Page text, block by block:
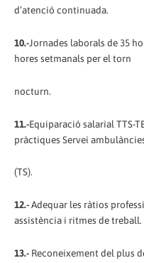
d’atenció continuada.
10.-Jornades laborals de 35
hores setmanals per el torn
nocturn.
11.-Equiparació salarial TTS-
pràctiques Servei
(TS).
12.-Adequar les ràtios
assistència i ritmes de treball.
13.- Reconeixement del plus